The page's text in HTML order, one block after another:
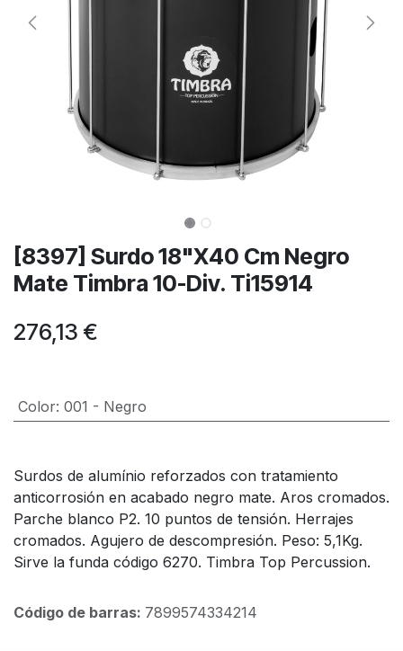
[8397] Surdo 18"X40 Cm Negro
Mate Timbra 10-Div. Ti15914
276,13 €
Color: 001 - Negro
Surdos de alumínio reforzados con tratamiento
anticorrosión en acabado negro mate. Aros cromados.
Parche blanco P2. 10 puntos de tensión. Herrajes
cromados. Agujero de descompresión. Peso: 5,1Kg.
Sirve la funda código 6270. Timbra Top Percussion.
Código de barras: 7899574334214